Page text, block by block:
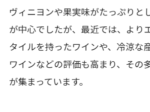
ヴィニヨンや果実味がたっぷりと
が中心でしたが、最近では、より
タイルを持ったワインや、冷涼な
ワインなどの評価も高まり、その
が集まっています。